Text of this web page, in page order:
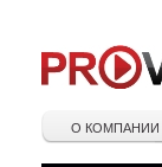
О КОМПАНИИ